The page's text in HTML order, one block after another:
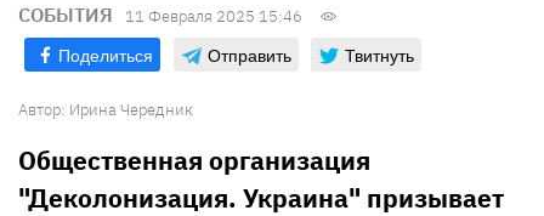
СОБЫТИЯ 11 Февраля 2025 15:46
Поделиться Отправить Твитнуть
Автор: Ирина Чередник
Общественная организация
"Деколонизация. Украина" призывает